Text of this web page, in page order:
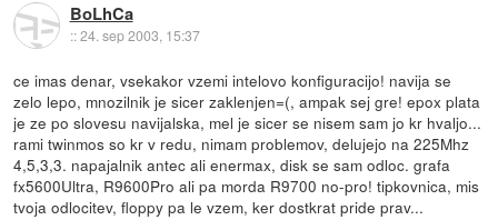
BoLhCa
::24. sep 2003, 15:37
ce imas denar, vsekakor vzemi intelovo konfiguracijo! navija se
zelo lepo, mnozilnik je sicer zaklenjen=(, ampak sej gre! epox plata
je ze po slovesu navijalska, mel je sicer se nisem sam jo kr hvaljo...
rami twinmos so kr v redu, nimam problemov, delujejo na 225Mhz
4,5,3,3. napajalnik antec ali enermax, disk se sam odloc. grafa
fx5600Ultra, R9600Pro ali pa morda R9700 no-pro! tipkovnica, mis
tvoja odlocitev, floppy pa le vzem, ker dostkrat pride prav...